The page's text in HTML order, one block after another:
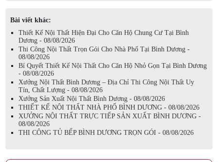
Bài viết khác:
Thiết Kế Nội Thất Hiện Đại Cho Căn Hộ Chung Cư Tại Bình
Dương - 08/08/2026
Thi Công Nội Thất Trọn Gói Cho Nhà Phố Tại Bình Dương -
08/08/2026
Bí Quyết Thiết Kế Nội Thất Cho Căn Hộ Nhỏ Gọn Tại Bình Dương
- 08/08/2026
Xưởng Nội Thất Bình Dương – Địa Chỉ Thi Công Nội Thất Uy
Tín, Chất Lượng - 08/08/2026
Xưởng Sản Xuất Nội Thất Bình Dương - 08/08/2026
THIẾT KẾ NỘI THẤT NHÀ PHỐ BÌNH DƯƠNG - 08/08/2026
XƯỞNG NỘI THẤT TRỰC TIẾP SẢN XUẤT BÌNH DƯƠNG -
08/08/2026
THI CÔNG TỦ BẾP BÌNH DƯƠNG TRỌN GÓI - 08/08/2026
biệt là tại Bình Dương – một trong những tỉnh phát triển năng động tại
Việt Nam. Thi công nội thất trọn gói cho nhà phố không chỉ giúp hoàn
thiện không gian sống mà còn mang đến phong cách thiết kế độc đáo,
tiện nghi, và sang trọng